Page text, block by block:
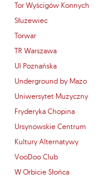
Tor Wyścigów Konnych
Służewiec
Torwar
TR Warszawa
Ul Poznańska
Underground by Mazo
Uniwersytet Muzyczny
Fryderyka Chopina
Ursynowskie Centrum
Kultury Alternatywy
VooDoo Club
W Orbicie Słońca